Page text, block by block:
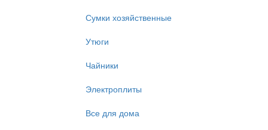
Сумки хозяйственные
Утюги
Чайники
Электроплиты
Все для дома